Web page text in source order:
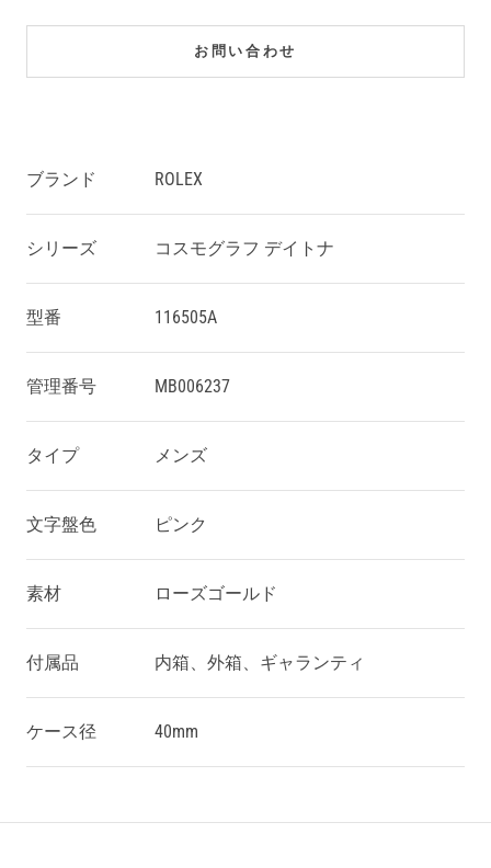
お問い合わせ
ブランド ROLEX
シリーズ コスモグラフ デイトナ
型番 116505A
管理番号 MB006237
タイプ メンズ
文字盤色 ピンク
素材 ローズゴールド
付属品 内箱、外箱、ギャランティ
ケース径 40mm